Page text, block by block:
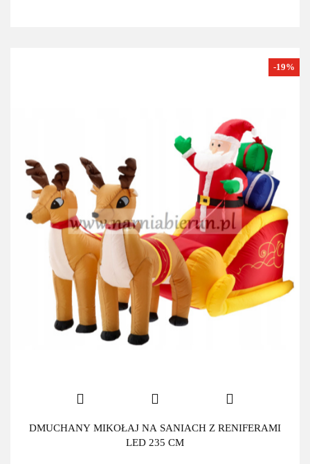
DMUCHANY MIKOŁAJ NA SANIACH Z RENIFERAMI
LED 235 CM
-19%